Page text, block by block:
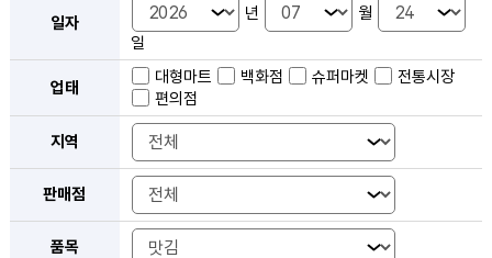
일자 년
월
일
업태
대형마트 백화점 슈퍼마켓
전통시장
편의점
지역
판매점
품목